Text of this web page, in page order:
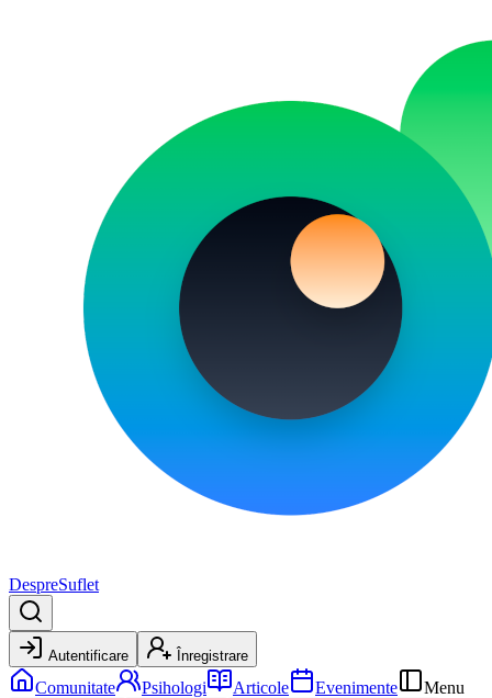
DespreSuflet
Autentificare Înregistrare
Comunitate Psihologi Articole Evenimente Menu